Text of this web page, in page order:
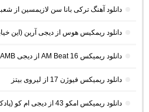
دانلود آهنگ ترکی بانا سن لازیمسین از
دانلود ریمکیس هوس از دیجی آرین (این
دانلود ریمیکس AM Beat 16 از دیجی AMB (پادکست طولانی شنیدنی)
دانلود ریمیکس فیوژن 17 از لیروی بیتز
دانلود ریمیکس امکو 43 از دیجی ام کو (پادکست طولانی عاشقانه)